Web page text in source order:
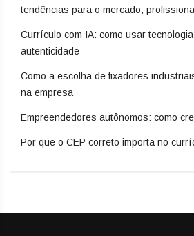
tendências para o mercado,
Currículo com IA: como usar
autenticidade
Como a escolha de fixadores
na empresa
Empreendedores autônomos: como
Por que o CEP correto importa no